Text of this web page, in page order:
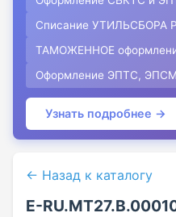
Списание УТИЛЬСБОРА
ТАМОЖЕННОЕ
Оформление ЭПТС, ЭПСМ
Узнать подробнее →
← Назад к каталогу
Е-